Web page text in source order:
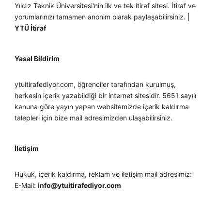
Yıldız Teknik Üniversitesi'nin ilk ve tek itiraf sitesi. İtiraf ve
yorumlarınızı tamamen anonim olarak paylaşabilirsiniz. |
YTÜ İtiraf
Yasal Bildirim
ytuitirafediyor.com, öğrenciler tarafından kurulmuş,
herkesin içerik yazabildiği bir internet sitesidir. 5651 sayılı
kanuna göre yayın yapan websitemizde içerik kaldırma
talepleri için bize mail adresimizden ulaşabilirsiniz.
İletişim
Hukuk, içerik kaldırma, reklam ve iletişim mail adresimiz:
E-Mail: info@ytuitirafediyor.com